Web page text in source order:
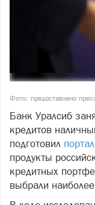
Фото: предоставлено
Банк Уралсиб
кредитов
подготовил
продукты
кредитных
выбрали